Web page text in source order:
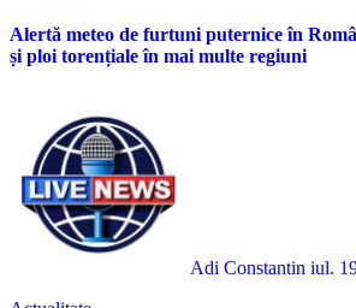
Alertă meteo de furtuni puternice în
și ploi torențiale în mai multe regiuni
Adi Constantin iul.